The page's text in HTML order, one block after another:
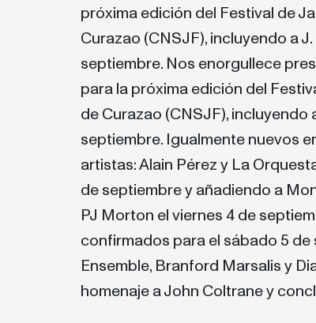
próxima edición del Festival de
Curazao (CNSJF), incluyendo a
septiembre. Nos enorgullece
para la próxima edición del
de Curazao (CNSJF), incluyendo
septiembre. Igualmente nuevos
artistas: Alain Pérez y La
de septiembre y añadiendo a
PJ Morton el viernes 4 de
confirmados para el sábado 5 de
Ensemble, Branford Marsalis y
homenaje a John Coltrane y